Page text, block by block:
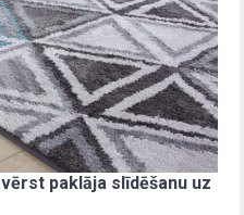
paklāja slīdēšanu uz